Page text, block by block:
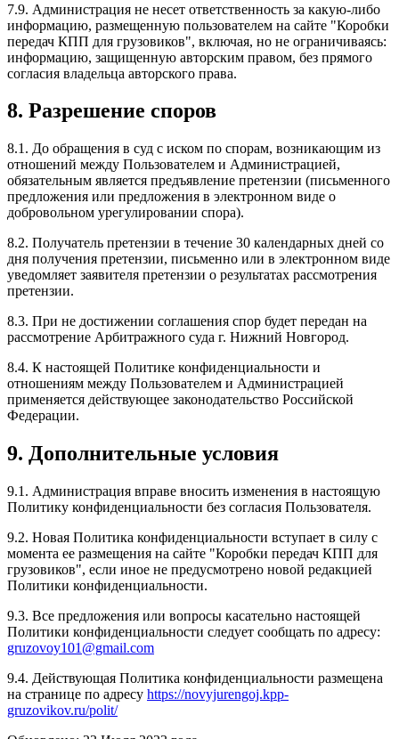
7.9. Администрация не несет ответственность за какую-либо
информацию, размещенную пользователем на сайте "Коробки
передач КПП для грузовиков", включая, но не ограничиваясь:
информацию, защищенную авторским правом, без прямого
согласия владельца авторского права.
8. Разрешение споров
8.1. До обращения в суд с иском по спорам, возникающим из
отношений между Пользователем и Администрацией,
обязательным является предъявление претензии (письменного
предложения или предложения в электронном виде о
добровольном урегулировании спора).
8.2. Получатель претензии в течение 30 календарных дней со
дня получения претензии, письменно или в электронном виде
уведомляет заявителя претензии о результатах рассмотрения
претензии.
8.3. При не достижении соглашения спор будет передан на
рассмотрение Арбитражного суда г. Нижний Новгород.
8.4. К настоящей Политике конфиденциальности и
отношениям между Пользователем и Администрацией
применяется действующее законодательство Российской
Федерации.
9. Дополнительные условия
9.1. Администрация вправе вносить изменения в настоящую
Политику конфиденциальности без согласия Пользователя.
9.2. Новая Политика конфиденциальности вступает в силу с
момента ее размещения на сайте "Коробки передач КПП для
грузовиков", если иное не предусмотрено новой редакцией
Политики конфиденциальности.
9.3. Все предложения или вопросы касательно настоящей
Политики конфиденциальности следует сообщать по адресу:
gruzovoy101@gmail.com
9.4. Действующая Политика конфиденциальности размещена
на странице по адресу https://novyjurengoj.kpp-
gruzovikov.ru/polit/